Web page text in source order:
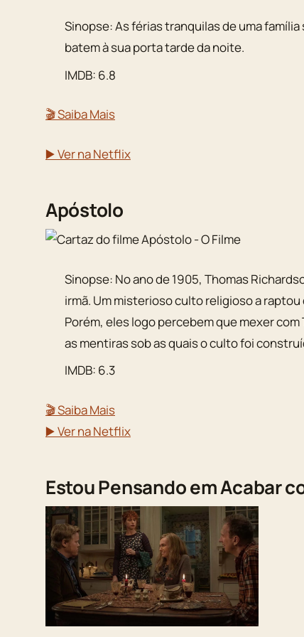
Sinopse: As férias tranquilas de uma
batem à sua porta tarde da noite.
IMDB: 6.8
🎬 Saiba Mais
▶️ Ver na Netflix
Apóstolo
Sinopse: No ano de 1905, Thomas
irmã. Um misterioso culto religioso a
Porém, eles logo percebem que mexer
as mentiras sob as quais o culto foi
IMDB: 6.3
🎬 Saiba Mais
▶️ Ver na Netflix
Estou Pensando em Acabar